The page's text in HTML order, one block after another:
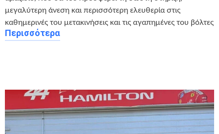
μεγαλύτερη άνεση και περισσότερη ελευθερία στις
καθημερινές του μετακινήσεις και τις αγαπημένες του βόλτες
Περισσότερα